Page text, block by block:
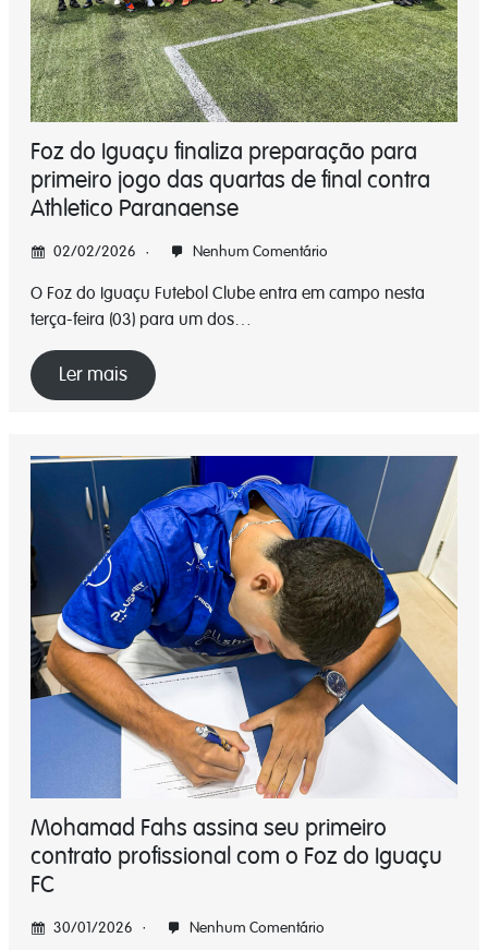
Foz do Iguaçu finaliza preparação para
primeiro jogo das quartas de final contra
Athletico Paranaense
02/02/2026 Nenhum Comentário
O Foz do Iguaçu Futebol Clube entra em campo nesta
terça-feira (03) para um dos…
Ler mais
Mohamad Fahs assina seu primeiro
contrato profissional com o Foz do Iguaçu
FC
30/01/2026 Nenhum Comentário